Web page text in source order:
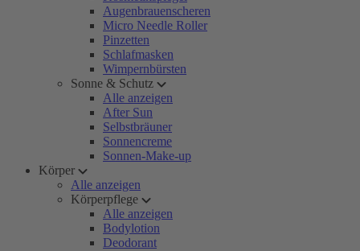
Augenbrauenscheren
Micro Needle Roller
Pinzetten
Schlafmasken
Wimpernbürsten
Sonne & Schutz
Alle anzeigen
After Sun
Selbstbräuner
Sonnencreme
Sonnen-Make-up
Körper
Alle anzeigen
Körperpflege
Alle anzeigen
Bodylotion
Deodorant